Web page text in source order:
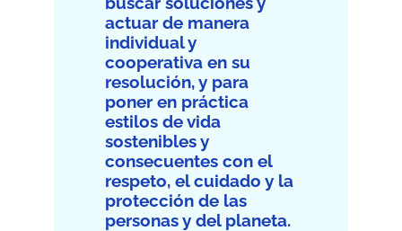
actuar de manera
individual y
cooperativa en su
resolución, y para
poner en práctica
estilos de vida
sostenibles y
consecuentes con el
respeto, el cuidado y la
protección de las
personas y del planeta.